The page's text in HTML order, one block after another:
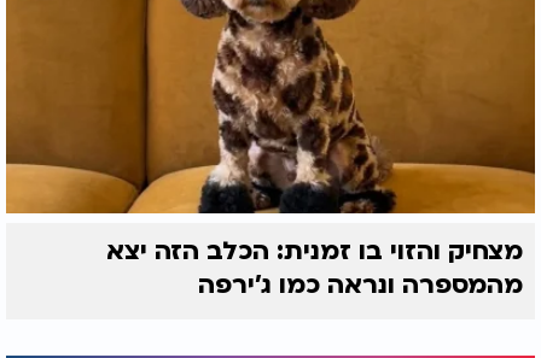
מצחיק והזוי בו זמנית: הכלב הזה יצא
מהמספרה ונראה כמו ג'ירפה